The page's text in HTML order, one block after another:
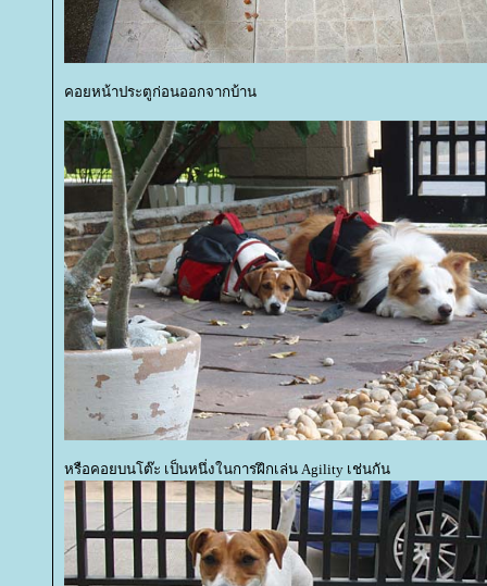
คอยหน้าประตูก่อนออกจากบ้าน
หรือคอยบนโต๊ะ เป็นหนึ่งในการฝึกเล่น Agility เช่นกัน